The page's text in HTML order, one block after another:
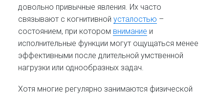
довольно привычные явления. Их часто
связывают с когнитивнойусталостью –
состоянием, при котором внимание и
исполнительные функции могут ощущаться менее
эффективными после длительной умственной
нагрузки или однообразных задач.
Хотя многие регулярно занимаются физической